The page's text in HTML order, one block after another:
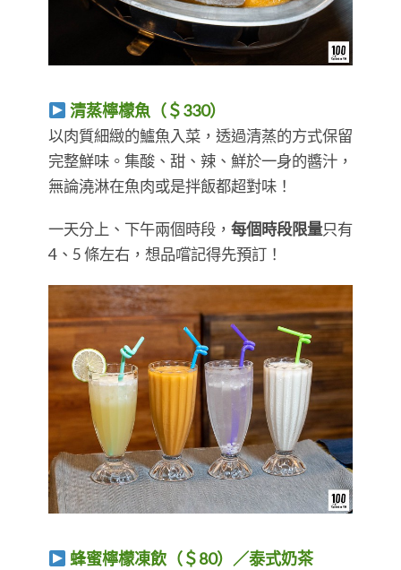
清蒸檸檬魚（＄330）
​​​​​​​以肉質細緻的鱸魚入菜，透過清蒸的方式保留
完整鮮味。集酸、甜、辣、鮮於一身的醬汁，
無論澆淋在魚肉或是拌飯都超對味！
一天分上、下午兩個時段， 每個時段限量只有
4、5 條左右，想品嚐記得先預訂！
蜂蜜檸檬凍飲（＄80）／泰式奶茶